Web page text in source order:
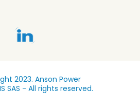
2023. Anson Power
SAS - All rights reserved.